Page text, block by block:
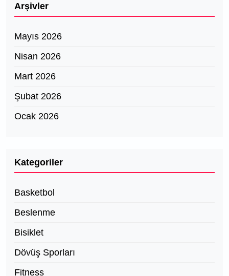
Arşivler
Mayıs 2026
Nisan 2026
Mart 2026
Şubat 2026
Ocak 2026
Kategoriler
Basketbol
Beslenme
Bisiklet
Dövüş Sporları
Fitness